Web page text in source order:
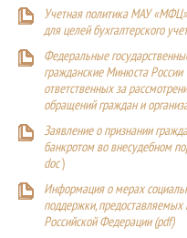
Учетная политика МАУ
для целей бухгалтерского
Федеральные
гражданские Минюста России
ответственных за
обращений граждан и
Заявление о признании
банкротом во внесудебном
doc)
Информация о мерах
поддержки,
Российской Федерации (pdf)